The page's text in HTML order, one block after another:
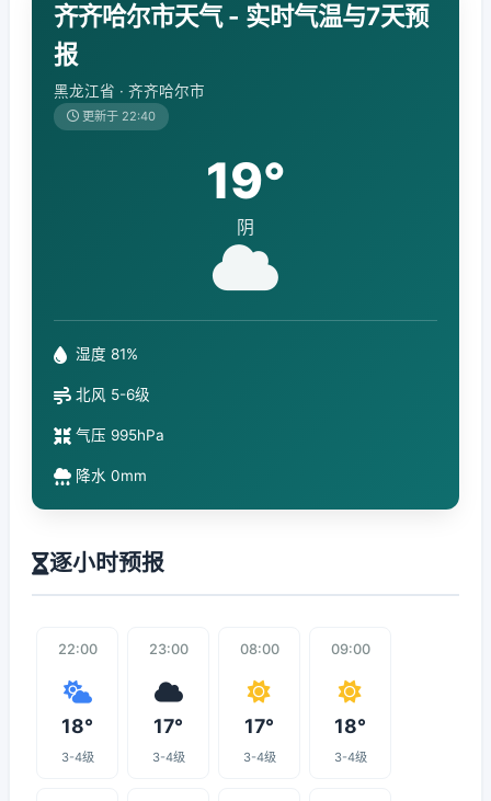
齐齐哈尔市天气 - 实时气温与7天预
报
黑龙江省 · 齐齐哈尔市
更新于 22:40
19°
阴
湿度 81%
北风 5-6级
气压 995hPa
降水 0mm
逐小时预报
22:00
18°
3-4级
23:00
17°
3-4级
08:00
17°
3-4级
09:00
18°
3-4级